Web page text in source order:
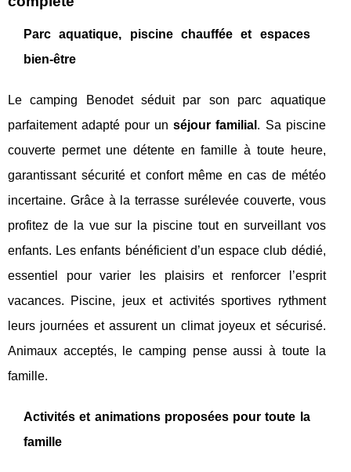
Parc aquatique, piscine chauffée et espaces
bien-être
Le camping Benodet séduit par son parc aquatique
parfaitement adapté pour unséjour familial . Sa piscine
couverte permet une détente en famille à toute heure,
garantissant sécurité et confort même en cas de météo
incertaine. Grâce à la terrasse surélevée couverte, vous
profitez de la vue sur la piscine tout en surveillant vos
enfants. Les enfants bénéficient d’un espace club dédié,
essentiel pour varier les plaisirs et renforcer l’esprit
vacances. Piscine, jeux et activités sportives rythment
leurs journées et assurent un climat joyeux et sécurisé.
Animaux acceptés, le camping pense aussi à toute la
famille.
Activités et animations proposées pour toute la
famille